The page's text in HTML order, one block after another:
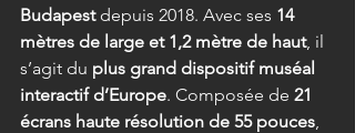
Budapest depuis 2018. Avec ses 14
mètres de large et 1,2 mètre de haut, il
s’agit du plus grand dispositif muséal
interactif d’Europe. Composée de 21
écrans haute résolution de 55 pouces